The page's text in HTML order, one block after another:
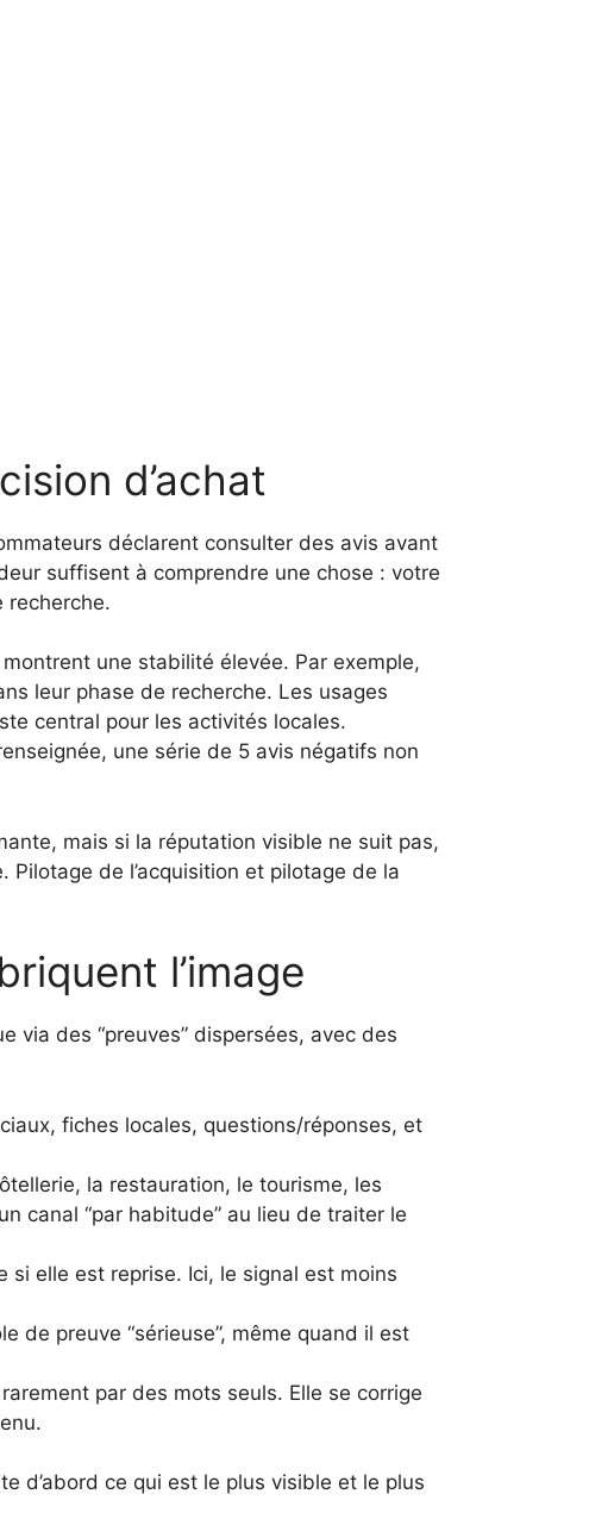
d’achat
déclarent consulter des avis avant
suffisent à comprendre une chose : votre
recherche.
une stabilité élevée. Par exemple,
leur phase de recherche. Les usages
central pour les activités locales.
une série de 5 avis négatifs non
mais si la réputation visible ne suit pas,
Pilotage de l’acquisition et pilotage de la
l’image
via des “preuves” dispersées, avec des
fiches locales, questions/réponses, et
la restauration, le tourisme, les
canal “par habitude” au lieu de traiter le
si elle est reprise. Ici, le signal est moins
de preuve “sérieuse”, même quand il est
par des mots seuls. Elle se corrige
d’abord ce qui est le plus visible et le plus